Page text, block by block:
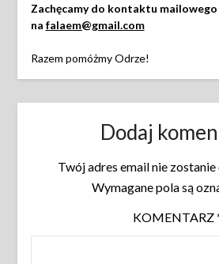
Zachęcamy do kontaktu mailowego
na falaem@gmail.com
Razem pomóżmy Odrze!
Dodaj
Twój adres email nie
Wymagane pola są
KOMENTARZ